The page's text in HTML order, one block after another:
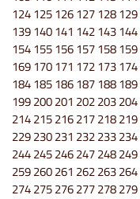
124125126127128129
139140141 142143144
154155156157158159
169170171 172173174
184185186187188189
199200201 202203204
214215216217218219
229230231 232233234
244245246247248249
259260261 262263264
274275276277278279